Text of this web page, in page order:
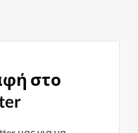
στο